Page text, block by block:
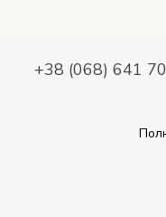
+38 (068) 641